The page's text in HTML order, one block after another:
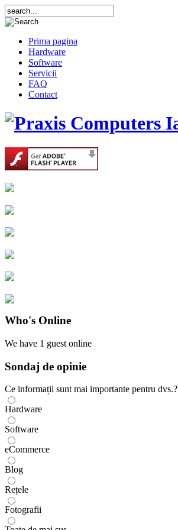
Prima pagina
Hardware
Software
Servicii
FAQ
Contact
Who's Online
We have 1 guest online
Sondaj de opinie
Ce informații sunt mai importante pentru dvs.?
Hardware
Software
eCommerce
Blog
Rețele
Fotografii